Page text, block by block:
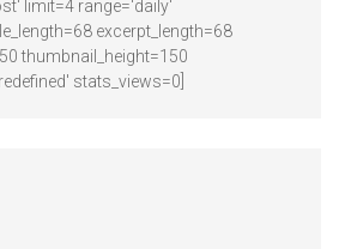
limit=4 range='daily'
excerpt_length=68
thumbnail_height=150
stats_views=0]